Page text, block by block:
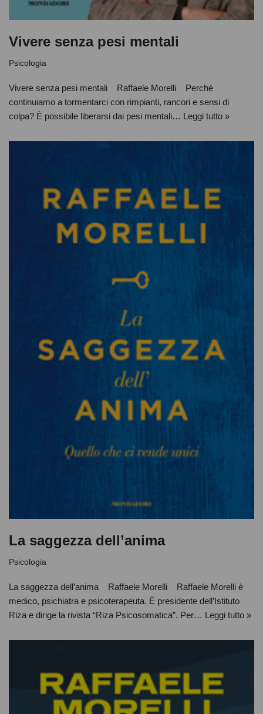
Vivere senza pesi mentali
Psicologia
Vivere senza pesi mentali Raffaele Morelli Perché
continuiamo a tormentarci con rimpianti, rancori e sensi di
colpa? È possibile liberarsi dai pesi mentali… Leggi tutto »
La saggezza dell’anima
Psicologia
La saggezza dell’anima Raffaele Morelli Raffaele Morelli è
medico, psichiatra e psicoterapeuta. È presidente dell’Istituto
Riza e dirige la rivista “Riza Psicosomatica”. Per… Leggi tutto »